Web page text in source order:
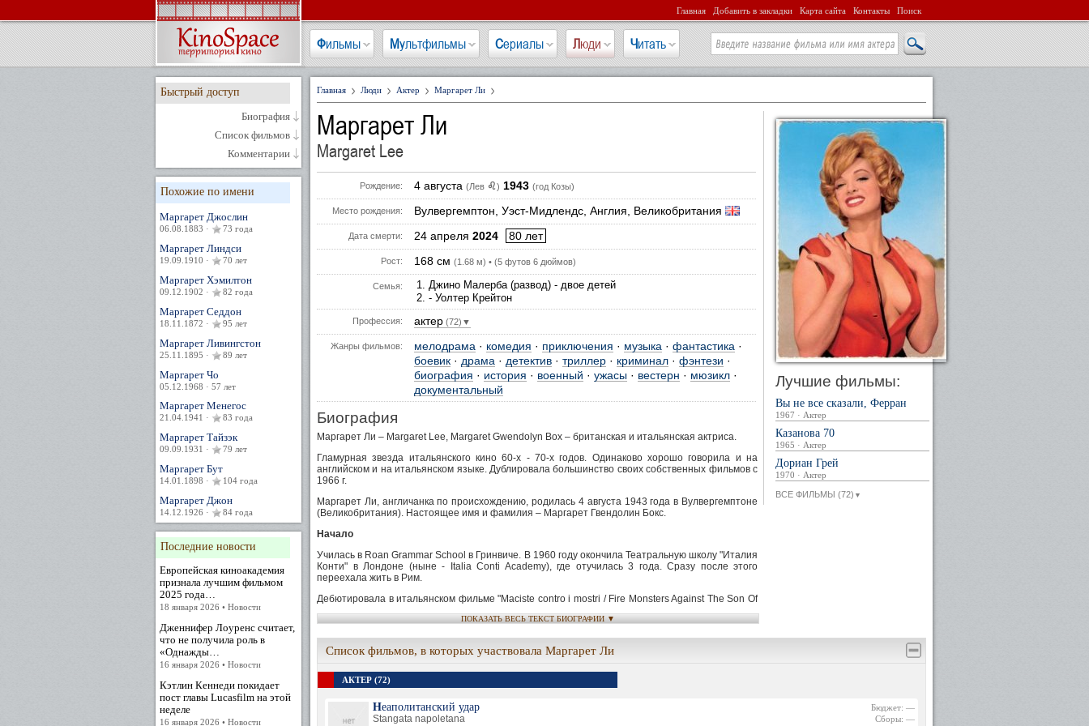
Главная Добавить в закладки Карта сайта Контакты Поиск
Фильмы Мультфильмы Сериалы Люди Читать
Быстрый доступ
Биография
Список фильмов
Комментарии
Похожие по имени
Маргарет Джослин
06.08.1883 · 73 года
Маргарет Линдси
19.09.1910 · 70 лет
Маргарет Хэмилтон
09.12.1902 · 82 года
Маргарет Седдон
18.11.1872 · 95 лет
Маргарет Ливингстон
25.11.1895 · 89 лет
Маргарет Чо
05.12.1968 · 57 лет
Маргарет Менегос
21.04.1941 · 83 года
Маргарет Тайзэк
09.09.1931 · 79 лет
Маргарет Бут
14.01.1898 · 104 года
Маргарет Джон
14.12.1926 · 84 года
Последние новости
Европейская киноакадемия
признала лучшим фильмом
2025 года…
18 января 2026 • Новости
Дженнифер Лоуренс считает,
что не получила роль в
«Однажды…
16 января 2026 • Новости
Кэтлин Кеннеди покидает
пост главы Lucasfilm на этой
неделе
16 января 2026 • Новости
Главная Люди Актер Маргарет Ли
Маргарет Ли
Margaret Lee
Рождение: 4 августа (Лев ♌) 1943 (год Козы)
Место рождения: Вулвергемптон, Уэст-Мидлендс, Англия, Великобритания
Дата смерти: 24 апреля 2024 80 лет
Рост: 168 см (1.68 м) • (5 футов 6 дюймов)
Семья:
Джино Малерба (развод) - двое детей
- Уолтер Крейтон
Профессия: актер (72)▼
Жанры фильмов: мелодрама · комедия · приключения · музыка · фантастика ·
боевик · драма · детектив · триллер · криминал · фэнтези ·
биография · история · военный · ужасы · вестерн · мюзикл ·
документальный
Биография
Маргарет Ли – Margaret Lee, Margaret Gwendolyn Box – британская и итальянская актриса.
Гламурная звезда итальянского кино 60-х - 70-х годов. Одинаково хорошо говорила и на
английском и на итальянском языке. Дублировала большинство своих собственных фильмов с
1966 г.
Маргарет Ли, англичанка по происхождению, родилась 4 августа 1943 года в Вулвергемптоне
(Великобритания). Настоящее имя и фамилия – Маргарет Гвендолин Бокс.
Начало
Училась в Roan Grammar School в Гринвиче. В 1960 году окончила Театральную школу "Италия
Конти" в Лондоне (ныне - Italia Conti Academy), где отучилась 3 года. Сразу после этого
переехала жить в Рим.
Дебютировала в итальянском фильме "Maciste contro i mostri / Fire Monsters Against The Son Of
звезду в Италии. Блондинка с пышными формами, в стиле Мэрилин Монро, Ли снималась всю
показаны и на британских территориях. Играла в комедиях Франко Франчи и Чиччо Инграсия.
играла главные роли "фатальных" женщин. Затем она отказалась от стиля Монро и
перекрасилась в брюнетку, из–за чего изменился и подбор её ролей. Самые известные
the Orient with Fury" (1965, реж.Серджио Корбуччи) и "Kiss the Girls and Make Them Die" (1966)
Генри Левина.
ПОКАЗАТЬ ВЕСЬ ТЕКСТ БИОГРАФИИ ▼
Лучшие фильмы:
Вы не все сказали, Ферран
1967 · Актер
Казанова 70
1965 · Актер
Дориан Грей
1970 · Актер
ВСЕ ФИЛЬМЫ (72) ▼
Список фильмов, в которых участвовала Маргарет Ли
АКТЕР (72)
Неаполитанский удар
Stangata napoletana
Бюджет: —
Сборы: —